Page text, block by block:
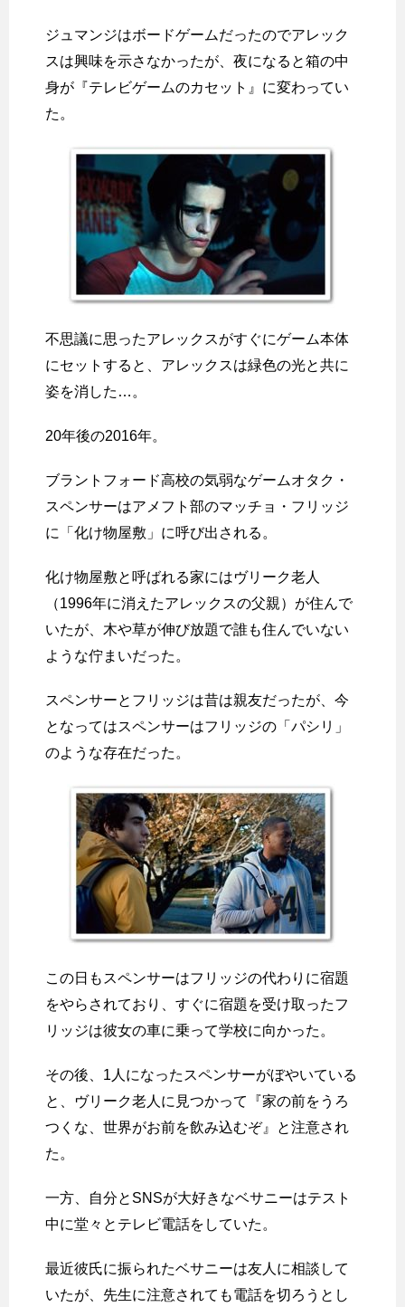
ジュマンジはボードゲームだったのでアレック
スは興味を示さなかったが、夜になると箱の中
身が『テレビゲームのカセット』に変わってい
た。
不思議に思ったアレックスがすぐにゲーム本体
にセットすると、アレックスは緑色の光と共に
姿を消した…。
20年後の2016年。
ブラントフォード高校の気弱なゲームオタク・
スペンサーはアメフト部のマッチョ・フリッジ
に「化け物屋敷」に呼び出される。
化け物屋敷と呼ばれる家にはヴリーク老人
（1996年に消えたアレックスの父親）が住んで
いたが、木や草が伸び放題で誰も住んでいない
ような佇まいだった。
スペンサーとフリッジは昔は親友だったが、今
となってはスペンサーはフリッジの「パシリ」
のような存在だった。
この日もスペンサーはフリッジの代わりに宿題
をやらされており、すぐに宿題を受け取ったフ
リッジは彼女の車に乗って学校に向かった。
その後、1人になったスペンサーがぼやいている
と、ヴリーク老人に見つかって『家の前をうろ
つくな、世界がお前を飲み込むぞ』と注意され
た。
一方、自分とSNSが大好きなベサニーはテスト
中に堂々とテレビ電話をしていた。
最近彼氏に振られたベサニーは友人に相談して
いたが、先生に注意されても電話を切ろうとし